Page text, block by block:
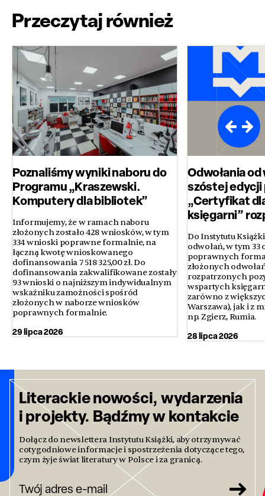
Przeczytaj również
Poznaliśmy wyniki naboru do
Programu „Kraszewski.
Komputery dla bibliotek”
Informujemy, że w ramach naboru
złożonych zostało 428 wniosków, w tym
334 wnioski poprawne formalnie, na
łączną kwotę wnioskowanego
dofinansowania 7 518 325,00 zł. Do
dofinansowania zakwalifikowane zostały
93 wnioski o najniższym indywidualnym
wskaźniku zamożności spośród
złożonych w naborze wniosków
poprawnych formalnie.
29 lipca 2026
Odwołania
szóstej
„Certyfikat
księgarni”
Do Instytutu Książki
odwołań, w tym 33
poprawnych
złożonych
rozpatrzonych
wspartych
zarówno z
Warszawa), jak i z
np. Zgierz, Rumia.
28 lipca 2026
Literackie nowości, wydarzenia
i projekty. Bądźmy w kontakcie
Dołącz do newslettera Instytutu Książki, aby otrzymywać
cotygodniowe informacje i spostrzeżenia dotyczące tego,
czym żyje świat literatury w Polsce i za granicą.